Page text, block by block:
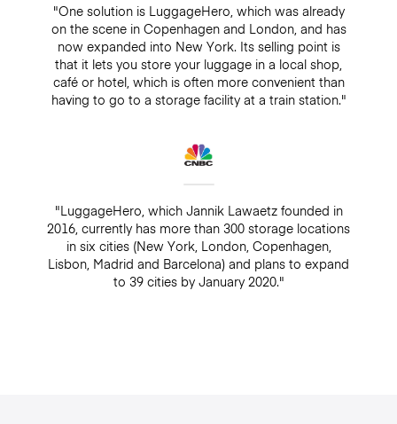
"One solution is LuggageHero, which was already
on the scene in Copenhagen and London, and has
now expanded into New York. Its selling point is
that it lets you store your luggage in a local shop,
café or hotel, which is often more convenient than
having to go to a storage facility at a train station."
"LuggageHero, which Jannik Lawaetz founded in
2016, currently has more than 300 storage locations
in six cities (New York, London, Copenhagen,
Lisbon, Madrid and Barcelona) and plans to expand
to 39 cities by January 2020."